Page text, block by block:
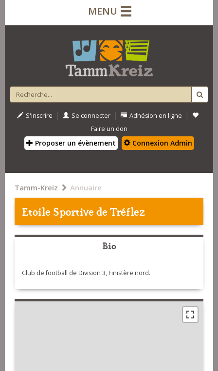
MENU
S'inscrire | Se connecter | Adhésion en ligne |
Faire un don
Proposer un évènement Connexion Admin
Tamm-Kreiz Annuaire
Etoile Sportive de Tréflez
Bio
Club de football de Division 3, Finistère nord.